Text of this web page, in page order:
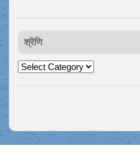
श्रॆणि
श्रॆणि